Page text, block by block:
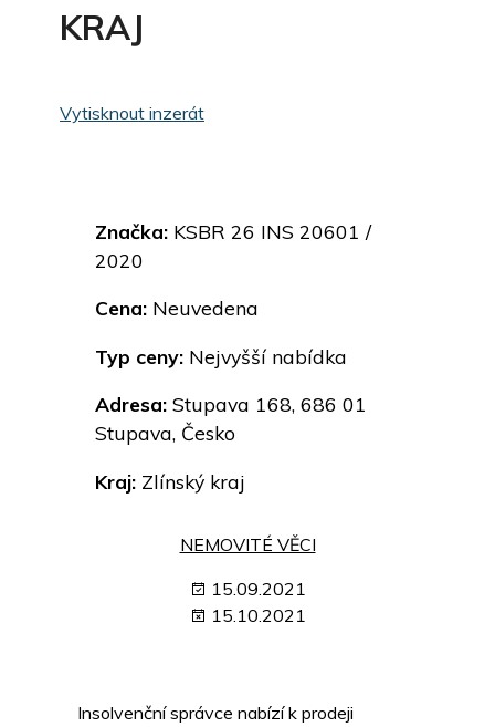
KRAJ
Vytisknout inzerát
Značka: KSBR 26 INS 20601 /
2020
Cena: Neuvedena
Typ ceny: Nejvyšší nabídka
Adresa: Stupava 168, 686 01
Stupava, Česko
Kraj: Zlínský kraj
NEMOVITÉ VĚCI
15.09.2021
15.10.2021
Insolvenční správce nabízí k prodeji